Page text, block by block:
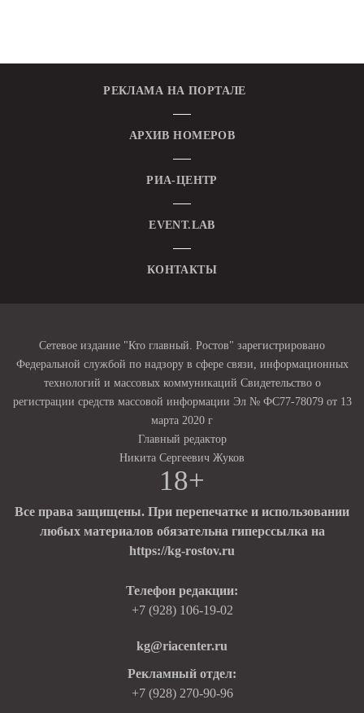
РЕКЛАМА НА ПОРТАЛЕ
АРХИВ НОМЕРОВ
РИА-ЦЕНТР
EVENT.LAB
КОНТАКТЫ
Сетевое издание "Кто главный. Ростов" зарегистрировано
Федеральной службой по надзору в сфере связи, информационных
технологий и массовых коммуникаций Свидетельство о
регистрации средств массовой информации Эл № ФС77-78079 от 13
марта 2020 г
Главный редактор
Никита Сергеевич Жуков
18+
Все права защищены. При перепечатке и использовании
любых материалов обязательна гиперссылка на
https://kg-rostov.ru
Телефон редакции:
+7 (928) 106-19-02
kg@riacenter.ru
Рекламный отдел:
+7 (928) 270-90-96